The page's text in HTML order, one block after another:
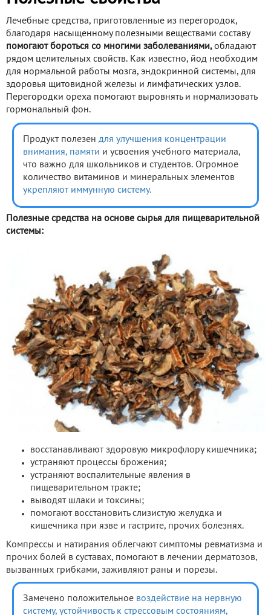
Лечебные средства, приготовленные из перегородок,
благодаря насыщенному полезными веществами составу
помогают бороться со многими заболеваниями,обладают
рядом целительных свойств. Как известно, йод необходим
для нормальной работы мозга, эндокринной системы, для
здоровья щитовидной железы и лимфатических узлов.
Перегородки ореха помогают выровнять и нормализовать
гормональный фон.
Продукт полезен для улучшения концентрации
внимания, памяти и усвоения учебного материала,
что важно для школьников и студентов. Огромное
количество витаминов и минеральных элементов
укрепляют иммунную систему.
Полезные средства на основе сырья для пищеварительной
системы:
восстанавливают здоровую микрофлору кишечника;
устраняют процессы брожения;
устраняют воспалительные явления в
пищеварительном тракте;
выводят шлаки и токсины;
помогают восстановить слизистую желудка и
кишечника при язве и гастрите, прочих болезнях.
Компрессы и натирания облегчают симптомы ревматизма и
прочих болей в суставах, помогают в лечении дерматозов,
вызванных грибками, заживляют раны и порезы.
Замечено положительное воздействие на нервную
систему, устойчивость к стрессовым состояниям,